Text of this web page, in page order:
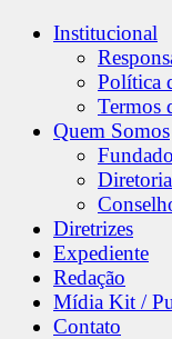
Institucional
Política
Termos
Quem Somos
Diretrizes
Expediente
Redação
Mídia Kit /
Contato